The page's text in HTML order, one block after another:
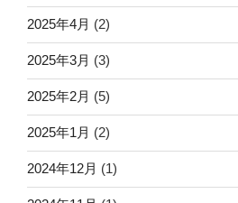
2025年4月 (2)
2025年3月 (3)
2025年2月 (5)
2025年1月 (2)
2024年12月 (1)